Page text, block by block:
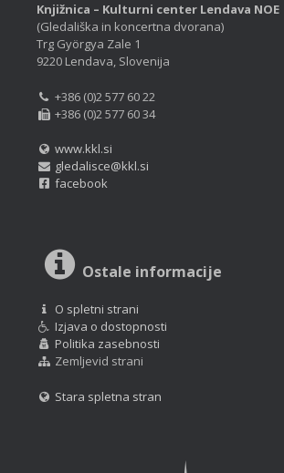
Knjižnica – Kulturni center Lendava NOE
(Gledališka in koncertna dvorana)
Trg Györgya Zale 1
9220 Lendava, Slovenija
+386 (0)2 577 60 22
+386 (0)2 577 60 34
www.kkl.si
gledalisce@kkl.si
facebook
Ostale informacije
O spletni strani
Izjava o dostopnosti
Politika zasebnosti
Zemljevid strani
Stara spletna stran